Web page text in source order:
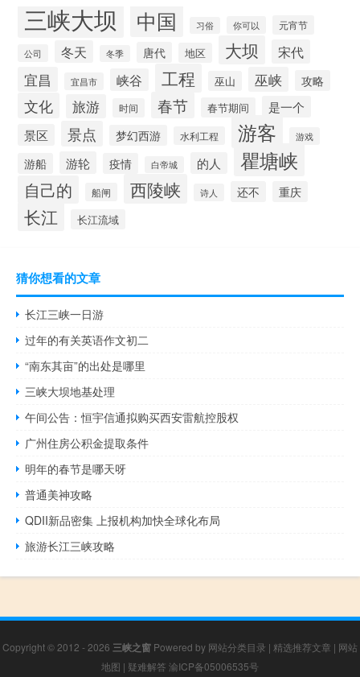
三峡大坝 中国 习俗 你可以 元宵节
公司 冬天 冬季 唐代 地区 大坝 宋代
宜昌 宜昌市 峡谷 工程 巫山 巫峡 攻略
文化 旅游 时间 春节 春节期间
是一个
景区
景点 梦幻西游 水利工程 游客 游戏
游船 游轮 疫情 白帝城 的人 瞿塘峡
自己的 船闸 西陵峡 诗人 还不 重庆
长江 长江流域
猜你想看的文章
长江三峡一日游
过年的有关英语作文初二
“南东其亩”的出处是哪里
三峡大坝地基处理
午间公告：恒宇信通拟购买西安雷航控股权
广州住房公积金提取条件
明年的春节是哪天呀
普通美神攻略
QDII新品密集 上报机构加快全球化布局
旅游长江三峡攻略
Copyright © 2012 - 2026 三峡之窗 Powered by 网站分类目录 | 精选推荐文章 | 网站
地图 | 疑难解答 渝ICP备05006535号